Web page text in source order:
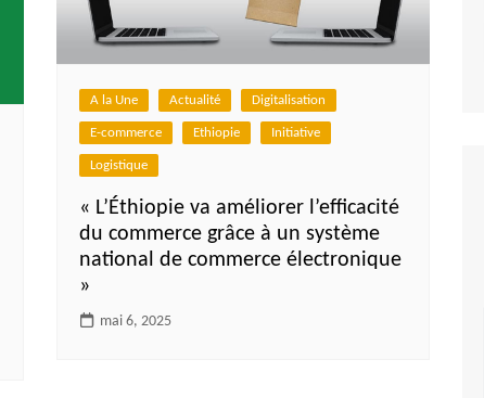
A la Une Actualité Digitalisation
E-commerce Ethiopie Initiative
Logistique
« L’Éthiopie va améliorer l’efficacité
du commerce grâce à un système
national de commerce électronique
»
mai 6, 2025